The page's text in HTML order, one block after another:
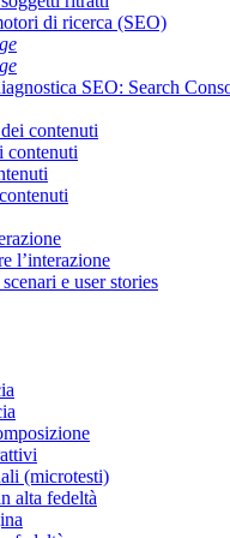
di ricerca (SEO)
SEO: Search
contenuti
contenuti
l’interazione
e user stories
(microtesti)
alta fedeltà